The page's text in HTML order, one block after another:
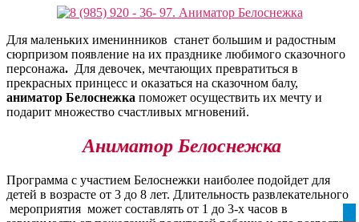
Для маленьких именинников станет большим и радостным
сюрпризом появление на их празднике любимого сказочного
персонажа. Для девочек, мечтающих превратиться в
прекрасных принцесс и оказаться на сказочном балу,
аниматор Белоснежка поможет осуществить их мечту и
подарит множество счастливых мгновений.
Аниматор Белоснежка
Программа с участием Белоснежки наиболее подойдет для
детей в возрасте от 3 до 8 лет. Длительность развлекательного
мероприятия может составлять от 1 до 3-х часов в